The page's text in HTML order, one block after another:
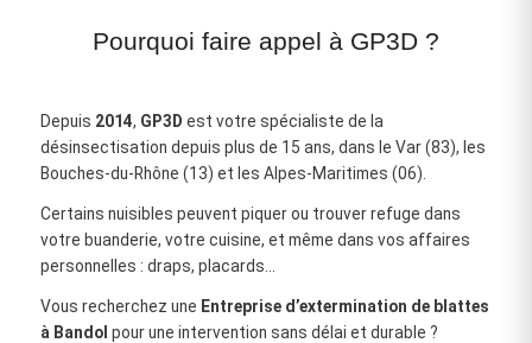
Pourquoi faire appel à GP3D ?
Depuis 2014, GP3D est votre spécialiste de la
désinsectisation depuis plus de 15 ans, dans le Var (83), les
Bouches‑du‑Rhône (13) et les Alpes‑Maritimes (06).
Certains nuisibles peuvent piquer ou trouver refuge dans
votre buanderie, votre cuisine, et même dans vos affaires
personnelles : draps, placards…
Vous recherchez une Entreprise d’extermination de blattes
à Bandol pour une intervention sans délai et durable ?